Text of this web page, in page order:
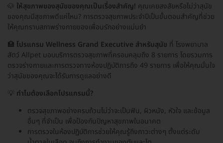
🐶 ให้สุขภาพของสุนัขของคุณเป็นเรื่องสำคัญ! คุณเคยสงสัยหรือไม่ว่าสุนัข
ของคุณมีสุขภาพดีแค่ไหน? การตรวจสุขภาพประจำปีเป็นขั้นตอนสำคัญที่ช่วย
ให้คุณทราบสภาพร่างกายของเพื่อนรักอย่างแม่นยำ
🏥 โปรแกรม Wellness Grand Executive สำหรับสุนัข ที่ โรงพยาบาล
สัตว์ Allpet มอบบริการตรวจสุขภาพที่ครอบคลุมถึง 8 รายการ โดยรวมการ
ตรวจร่างกายและการตรวจทางห้องปฏิบัติการถึง 49 รายการ เพื่อให้คุณมั่นใจ
ว่าสุนัขของคุณจะได้รับการดูแลอย่างดี
💡 ทำไมต้องเลือกโปรแกรมนี้?
ตรวจสุขภาพอย่างครบถ้วนไม่ว่าจะเป็นฟัน, ผิวหนัง, หัวใจ และข้อมูล
อื่นๆ ที่จำเป็น เพื่อป้องกันปัญหาสุขภาพในอนาคต
การตรวจในห้องปฏิบัติการช่วยให้คุณรู้ถึงภาวะต่างๆ ตั้งแต่ระดับ